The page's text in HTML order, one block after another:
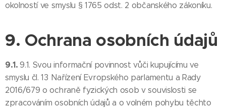
okolností ve smyslu § 1765 odst. 2 občanského zákoníku.
9. Ochrana osobních údajů
9.1.9.1. Svou informační povinnost vůči kupujícímu ve
smyslu čl. 13 Nařízení Evropského parlamentu a Rady
2016/679 o ochraně fyzických osob v souvislosti se
zpracováním osobních údajů a o volném pohybu těchto